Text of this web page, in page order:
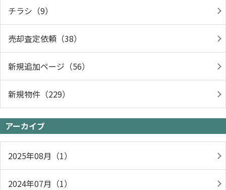
チラシ（9）
売却査定依頼（38）
新規追加ページ（56）
新規物件（229）
アーカイブ
2025年08月（1）
2024年07月（1）